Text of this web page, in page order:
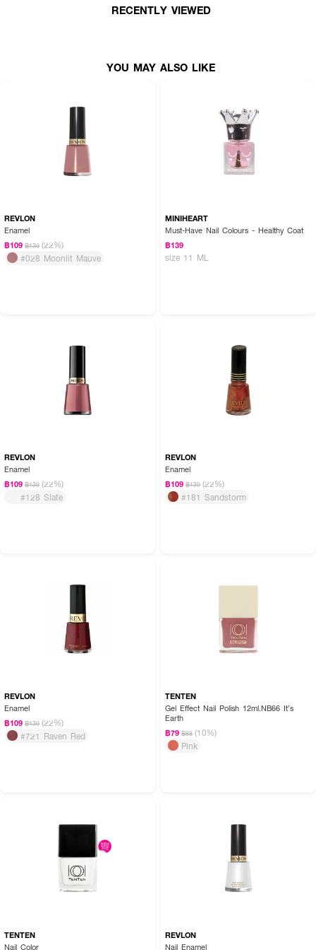
● ใช้ง่าย ทาได้ทั้งเล็บมือและเล็บเท้า
1. ทำความสะอาดหน้าเล็บ และตะไบเล็บให้เข้ารูป
3. ทาสีรอบแรกบางๆ ด้วยสีทาเล็บ TEN TEN และปล่อยให้แห้ง
4. ทาสีรอบที่ 2 และปล่อยให้แห้ง จากนั้นทาทับด้วย Top Coat อีก 1 รอบ
RECENTLY VIEWED
YOU MAY ALSO LIKE
REVLON
Enamel
฿109 ฿139 (22%)
#028 Moonlit Mauve
MINIHEART
Must-Have Nail Colours - Healthy Coat
฿139
size 11 ML
REVLON
Enamel
฿109 ฿139 (22%)
#128 Slate
REVLON
Enamel
฿109 ฿139 (22%)
#181 Sandstorm
REVLON
Enamel
฿109 ฿139 (22%)
#721 Raven Red
TENTEN
Gel Effect Nail Polish 12ml.NB66 It’s
Earth
฿79 ฿88 (10%)
Pink
TENTEN
Nail Color
REVLON
Nail Enamel